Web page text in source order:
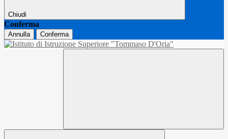
Chiudi
Conferma
Annulla Conferma